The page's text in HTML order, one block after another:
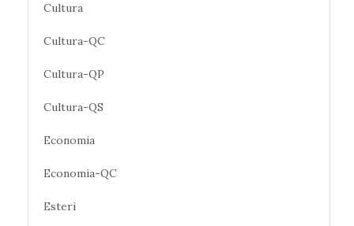
Cultura
Cultura-QC
Cultura-QP
Cultura-QS
Economia
Economia-QC
Esteri